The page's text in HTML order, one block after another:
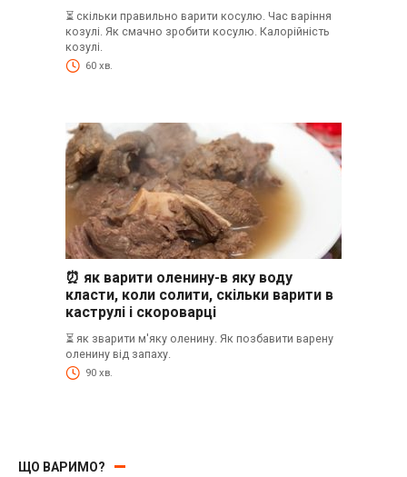
⏳ скільки правильно варити косулю. Час варіння
козулі. Як смачно зробити косулю. Калорійність
козулі.
60 хв.
⏰ як варити оленину-в яку воду
класти, коли солити, скільки варити в
каструлі і скороварці
⏳ як зварити м'яку оленину. Як позбавити варену
оленину від запаху.
90 хв.
ЩО ВАРИМО?